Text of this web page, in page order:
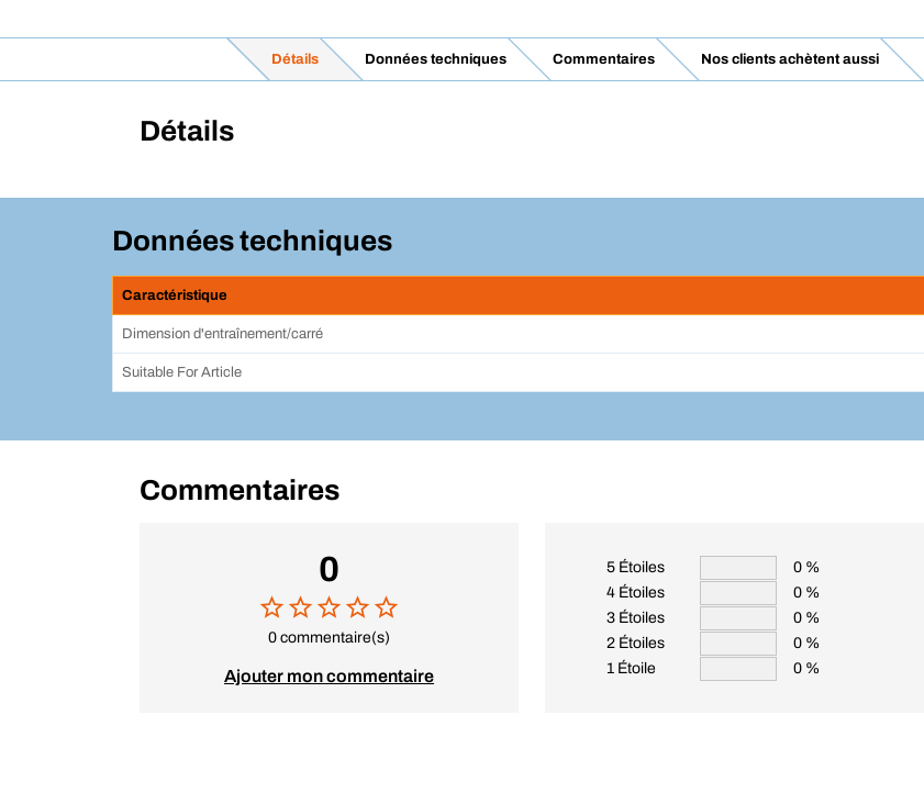
Détails Données techniques Commentaires Nos clients achètent aussi
Détails
Données techniques
Caractéristique
Dimension d'entraînement/carré
Suitable For Article
Commentaires
0
0 commentaire(s)
Ajouter mon commentaire
5 Étoiles
0 %
4 Étoiles
0 %
3 Étoiles
0 %
2 Étoiles
0 %
1 Étoile
0 %